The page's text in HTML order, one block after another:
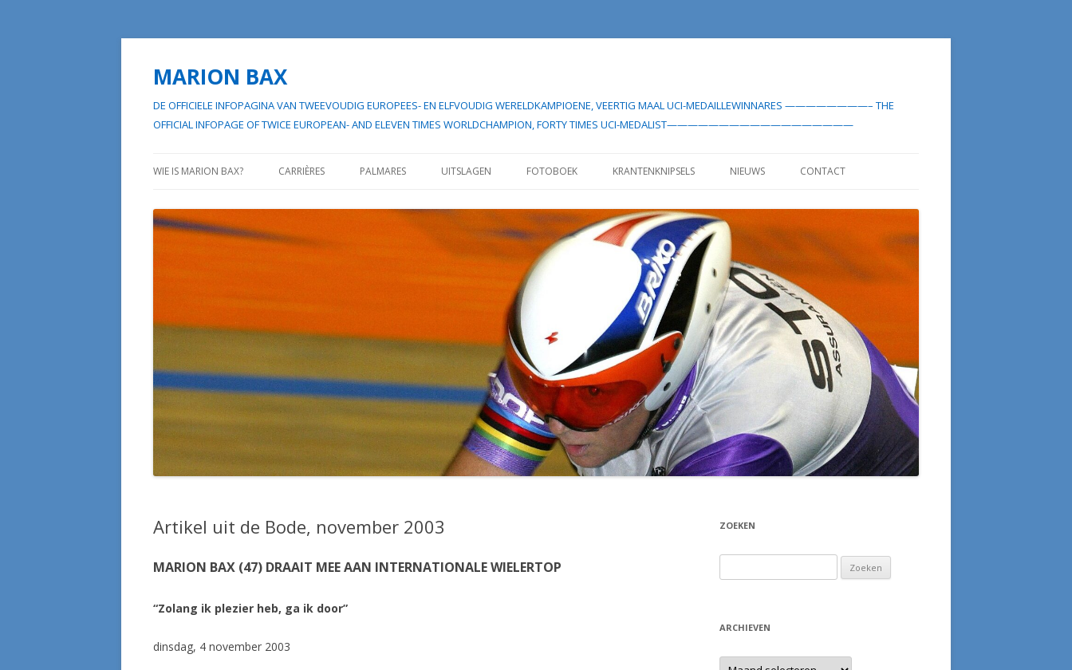
MARION BAX
DE OFFICIELE INFOPAGINA VAN TWEEVOUDIG EUROPEES- EN ELFVOUDIG WERELDKAMPIOENE, VEERTIG MAAL UCI-MEDAILLEWINNARES ————————– THE
OFFICIAL INFOPAGE OF TWICE EUROPEAN- AND ELEVEN TIMES WORLDCHAMPION, FORTY TIMES UCI-MEDALIST——————————————————
naar
WIE IS MARION BAX? CARRIÈRES
HAAR “TWEEDE WIELERCARRIÈRE”
PALMARES UITSLAGEN
UITSLAGEN VOOR 1985
UITSLAGEN SEIZOEN 1998
UITSLAGEN SEIZOEN 1999
UITSLAGEN SEIZOEN 2000
UITSLAGEN SEIZOEN 2001
UITSLAGEN SEIZOEN 2002
UITSLAGEN SEIZOEN 2003
UITSLAGEN SEIZOEN 2004
UITSLAGEN SEIZOEN 2007
FOTOBOEK KRANTENKNIPSELS NIEUWS CONTACT
Artikel uit de Bode, november 2003
MARION BAX (47) DRAAIT MEE AAN INTERNATIONALE WIELERTOP
“Zolang ik plezier heb, ga ik door”
dinsdag, 4 november 2003
ZOEKEN
naar:
ARCHIEVEN
Archieven